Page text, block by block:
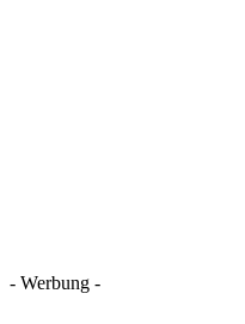
- Werbung -